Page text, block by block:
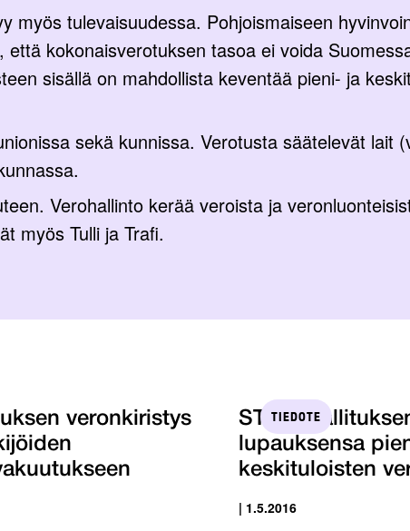
myös tulevaisuudessa. Pohjoismaiseen
kokonaisverotuksen tasoa ei voida
sisällä on mahdollista keventää pieni- ja
sekä kunnissa. Verotusta säätelevät lait
Verohallinto kerää veroista ja
myös Tulli ja Trafi.
veronkiristys
TIEDOTE
STTK:
lupauksensa
keskituloisten
| 1.5.2016